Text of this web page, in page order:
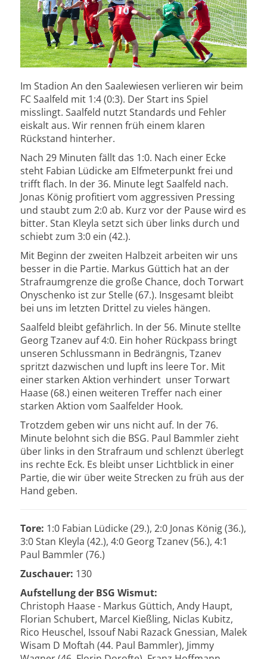
Im Stadion An den Saalewiesen verlieren wir beim
FC Saalfeld mit 1:4 (0:3). Der Start ins Spiel
misslingt. Saalfeld nutzt Standards und Fehler
eiskalt aus. Wir rennen früh einem klaren
Rückstand hinterher.
Nach 29 Minuten fällt das 1:0. Nach einer Ecke
steht Fabian Lüdicke am Elfmeterpunkt frei und
trifft flach. In der 36. Minute legt Saalfeld nach.
Jonas König profitiert vom aggressiven Pressing
und staubt zum 2:0 ab. Kurz vor der Pause wird es
bitter. Stan Kleyla setzt sich über links durch und
schiebt zum 3:0 ein (42.).
Mit Beginn der zweiten Halbzeit arbeiten wir uns
besser in die Partie. Markus Güttich hat an der
Strafraumgrenze die große Chance, doch Torwart
Onyschenko ist zur Stelle (67.). Insgesamt bleibt
bei uns im letzten Drittel zu vieles hängen.
Saalfeld bleibt gefährlich. In der 56. Minute stellte
Georg Tzanev auf 4:0. Ein hoher Rückpass bringt
unseren Schlussmann in Bedrängnis, Tzanev
spritzt dazwischen und lupft ins leere Tor. Mit
einer starken Aktion verhindert unser Torwart
Haase (68.) einen weiteren Treffer nach einer
starken Aktion vom Saalfelder Hook.
Trotzdem geben wir uns nicht auf. In der 76.
Minute belohnt sich die BSG. Paul Bammler zieht
über links in den Strafraum und schlenzt überlegt
ins rechte Eck. Es bleibt unser Lichtblick in einer
Partie, die wir über weite Strecken zu früh aus der
Hand geben.
Tore: 1:0 Fabian Lüdicke (29.), 2:0 Jonas König (36.),
3:0 Stan Kleyla (42.), 4:0 Georg Tzanev (56.), 4:1
Paul Bammler (76.)
Zuschauer: 130
Aufstellung der BSG Wismut:
Christoph Haase - Markus Güttich, Andy Haupt,
Florian Schubert, Marcel Kießling, Niclas Kubitz,
Rico Heuschel, Issouf Nabi Razack Gnessian, Malek
Wisam D Moftah (44. Paul Bammler), Jimmy